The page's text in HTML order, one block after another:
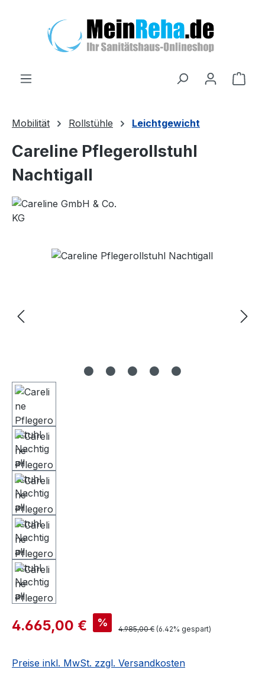
Mobilität Rollstühle Leichtgewicht
Careline Pflegerollstuhl
Nachtigall
Bildergalerie überspringen
4.665,00 € %
4.985,00 € (6.42% gespart)
Preise inkl. MwSt. zzgl. Versandkosten